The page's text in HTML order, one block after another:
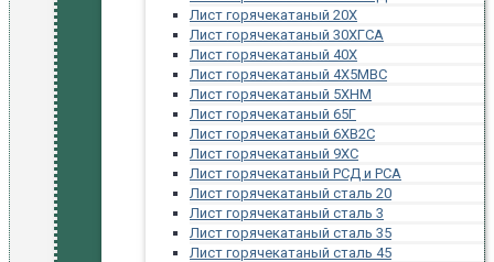
Лист горячекатаный 20Х
Лист горячекатаный 30ХГСА
Лист горячекатаный 40Х
Лист горячекатаный 4Х5МВС
Лист горячекатаный 5ХНМ
Лист горячекатаный 65Г
Лист горячекатаный 6ХВ2С
Лист горячекатаный 9ХС
Лист горячекатаный РСД и РСА
Лист горячекатаный сталь 20
Лист горячекатаный сталь 3
Лист горячекатаный сталь 35
Лист горячекатаный сталь 45